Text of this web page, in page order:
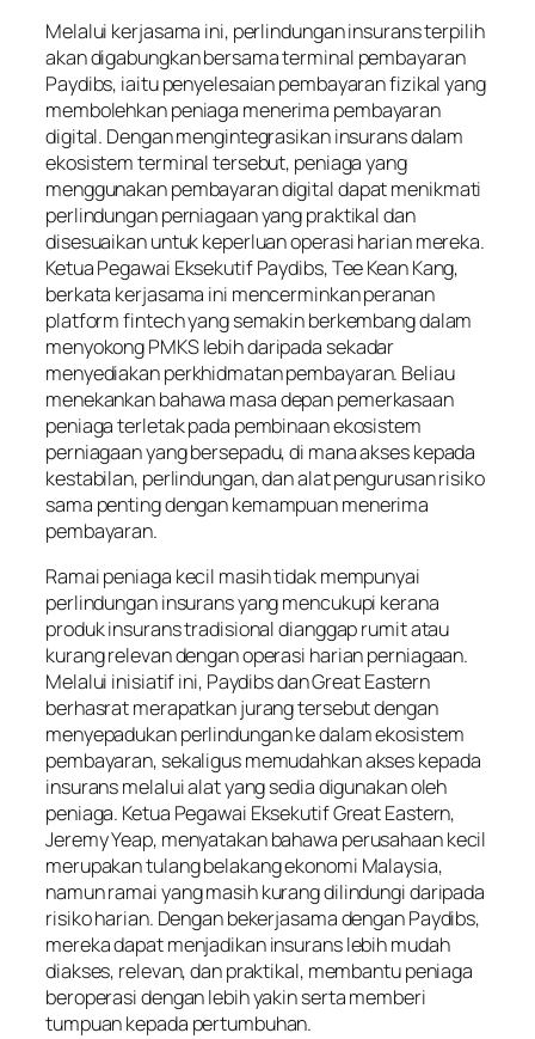
Melalui kerjasama ini, perlindungan insurans terpilih
akan digabungkan bersama terminal pembayaran
Paydibs, iaitu penyelesaian pembayaran fizikal yang
membolehkan peniaga menerima pembayaran
digital. Dengan mengintegrasikan insurans dalam
ekosistem terminal tersebut, peniaga yang
menggunakan pembayaran digital dapat menikmati
perlindungan perniagaan yang praktikal dan
disesuaikan untuk keperluan operasi harian mereka.
Ketua Pegawai Eksekutif Paydibs, Tee Kean Kang,
berkata kerjasama ini mencerminkan peranan
platform fintech yang semakin berkembang dalam
menyokong PMKS lebih daripada sekadar
menyediakan perkhidmatan pembayaran. Beliau
menekankan bahawa masa depan pemerkasaan
peniaga terletak pada pembinaan ekosistem
perniagaan yang bersepadu, di mana akses kepada
kestabilan, perlindungan, dan alat pengurusan risiko
sama penting dengan kemampuan menerima
pembayaran.
Ramai peniaga kecil masih tidak mempunyai
perlindungan insurans yang mencukupi kerana
produk insurans tradisional dianggap rumit atau
kurang relevan dengan operasi harian perniagaan.
Melalui inisiatif ini, Paydibs dan Great Eastern
berhasrat merapatkan jurang tersebut dengan
menyepadukan perlindungan ke dalam ekosistem
pembayaran, sekaligus memudahkan akses kepada
insurans melalui alat yang sedia digunakan oleh
peniaga. Ketua Pegawai Eksekutif Great Eastern,
Jeremy Yeap, menyatakan bahawa perusahaan kecil
merupakan tulang belakang ekonomi Malaysia,
namun ramai yang masih kurang dilindungi daripada
risiko harian. Dengan bekerjasama dengan Paydibs,
mereka dapat menjadikan insurans lebih mudah
diakses, relevan, dan praktikal, membantu peniaga
beroperasi dengan lebih yakin serta memberi
tumpuan kepada pertumbuhan.